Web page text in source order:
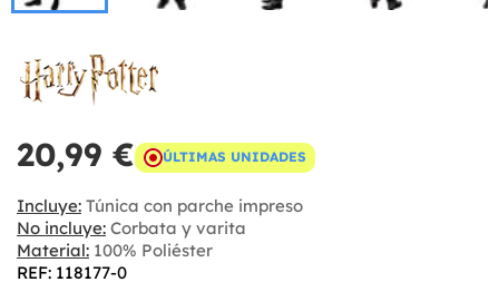
20,99 € ÚLTIMAS UNIDADES
Incluye: Túnica con parche impreso
No incluye: Corbata y varita
Material: 100% Poliéster
REF: 118177-0